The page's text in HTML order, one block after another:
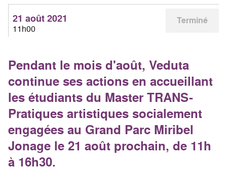
21 août 2021
11h00
Terminé
Pendant le mois d'août, Veduta
continue ses actions en accueillant
les étudiants du Master TRANS-
Pratiques artistiques socialement
engagées au Grand Parc Miribel
Jonage le 21 août prochain, de 11h
à 16h30.